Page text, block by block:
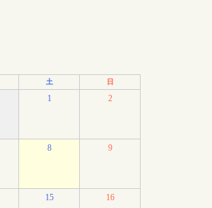
土 日
1 2
8 9
15
16